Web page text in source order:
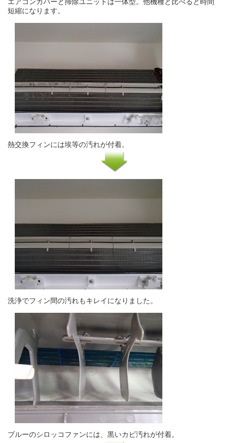
短縮になります。
熱交換フィンには埃等の汚れが付着。
洗浄でフィン間の汚れもキレイになりました。
ブルーのシロッコファンには、黒いカビ汚れが付着。